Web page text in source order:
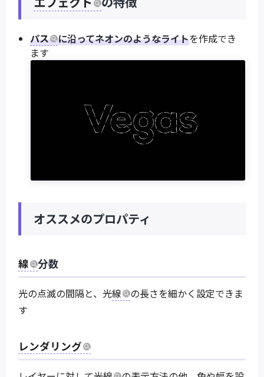
パス に沿ってネオンのようなライトを作成でき
ます
オススメのプロパティ
線 分数
光の点滅の間隔と、光線
の長さを細かく設定できま
す
レンダリング